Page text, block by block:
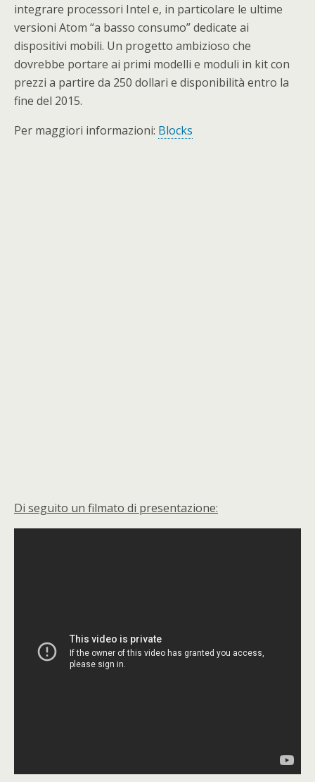
integrare processori Intel e, in particolare le ultime
versioni Atom “a basso consumo” dedicate ai
dispositivi mobili. Un progetto ambizioso che
dovrebbe portare ai primi modelli e moduli in kit con
prezzi a partire da 250 dollari e disponibilità entro la
fine del 2015.
Per maggiori informazioni: Blocks
Di seguito un filmato di presentazione: